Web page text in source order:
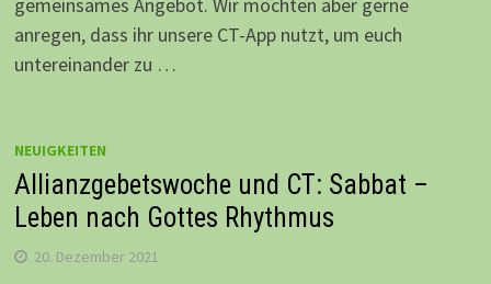
anregen, dass ihr unsere CT-App nutzt, um euch
untereinander zu …
NEUIGKEITEN
Allianzgebetswoche und CT: Sabbat –
Leben nach Gottes Rhythmus
20. Dezember 2021